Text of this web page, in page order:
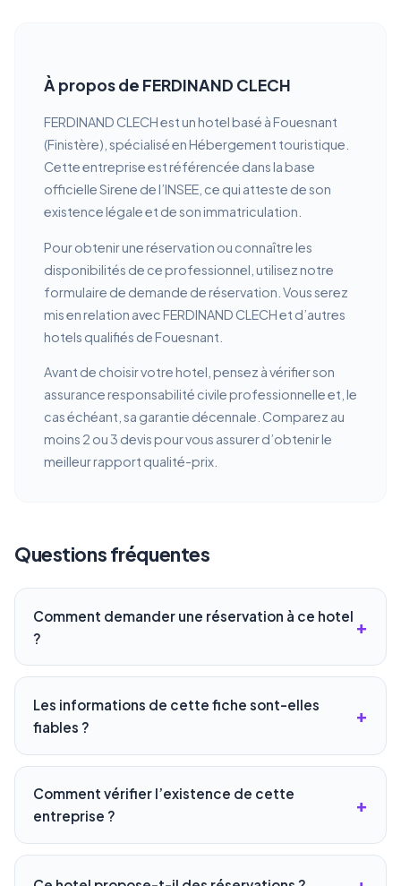
À propos de FERDINAND CLECH
FERDINAND CLECH est un hotel basé à Fouesnant
(Finistère), spécialisé en Hébergement touristique.
Cette entreprise est référencée dans la base
officielle Sirene de l’INSEE, ce qui atteste de son
existence légale et de son immatriculation.
Pour obtenir une réservation ou connaître les
disponibilités de ce professionnel, utilisez notre
formulaire de demande de réservation. Vous serez
mis en relation avec FERDINAND CLECH et d’autres
hotels qualifiés de Fouesnant.
Avant de choisir votre hotel, pensez à vérifier son
assurance responsabilité civile professionnelle et, le
cas échéant, sa garantie décennale. Comparez au
moins 2 ou 3 devis pour vous assurer d’obtenir le
meilleur rapport qualité-prix.
Questions fréquentes
Comment demander une réservation à ce hotel
?
Les informations de cette fiche sont-elles
fiables ?
Comment vérifier l’existence de cette
entreprise ?